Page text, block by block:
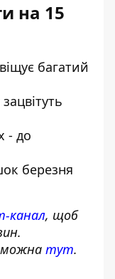
на 15
багатий
- до
березня
канал, щоб
можна тут.